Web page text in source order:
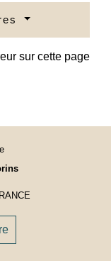
sur cette page